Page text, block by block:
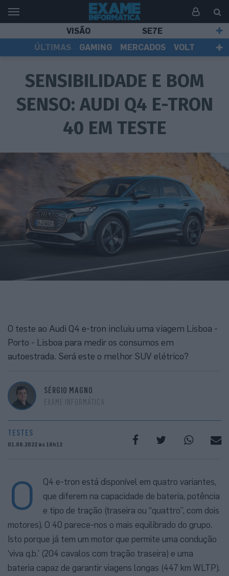
VISÃO
SE7E
ÚLTIMAS
GAMING MERCADOS
VOLT
SENSIBILIDADE E BOM
SENSO: AUDI Q4 E-TRON
40 EM TESTE
O teste ao Audi Q4 e-tron incluiu uma viagem Lisboa -
Porto - Lisboa para medir os consumos em
autoestrada. Será este o melhor SUV elétrico?
SÉRGIO MAGNO
EXAME INFORMÁTICA
TESTES
01.06.2022 às 16h12
O
Q4 e-tron está disponível em quatro variantes,
que diferem na capacidade de bateria, potência
e tipo de tração (traseira ou “quattro”, com dois
motores). O 40 parece-nos o mais equilibrado do grupo.
Isto porque já tem um motor que permite uma condução
‘viva q.b.’ (204 cavalos com tração traseira) e uma
bateria capaz de garantir viagens longas (447 km WLTP).